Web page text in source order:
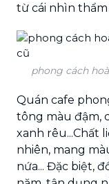
từ cái nhìn
phong cách
Quán cafe
tông màu đậm,
xanh rêu...Chất
nhiên, mang
nứa... Đặc biệt,